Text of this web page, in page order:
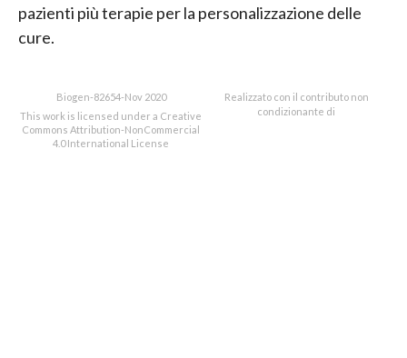
pazienti più terapie per la personalizzazione delle
cure.
Biogen-82654-Nov 2020
This work is licensed under a Creative
Commons Attribution-NonCommercial
4.0 International License
Realizzato con il contributo non
condizionante di